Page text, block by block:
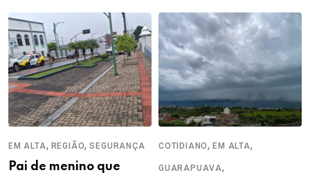
EM ALTA, REGIÃO,SEGURANÇA
Pai de menino que
COTIDIANO,EM ALTA,
GUARAPUAVA,